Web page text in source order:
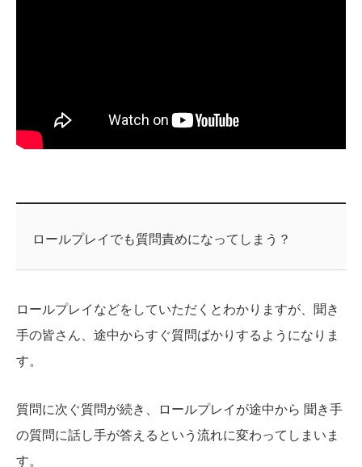
ロールプレイでも質問責めになってしまう？
ロールプレイなどをしていただくとわかりますが、聞き
手の皆さん、途中からすぐ質問ばかりするようになりま
す。
質問に次ぐ質問が続き、ロールプレイが途中から 聞き手
の質問に話し手が答えるという流れに変わってしまいま
す。